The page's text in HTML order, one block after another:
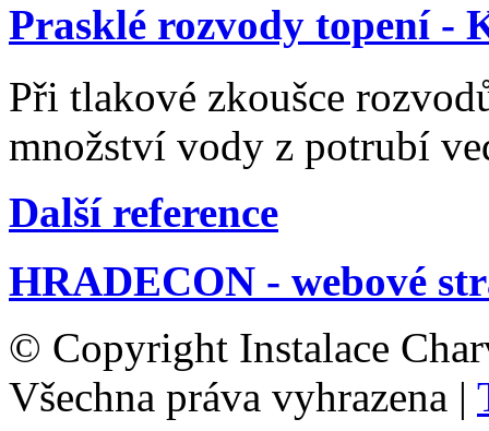
Prasklé rozvody topení -
Při tlakové zkoušce
množství vody z potrubí
Další reference
HRADECON - webové
© Copyright Instalace
Všechna práva vyhrazena |